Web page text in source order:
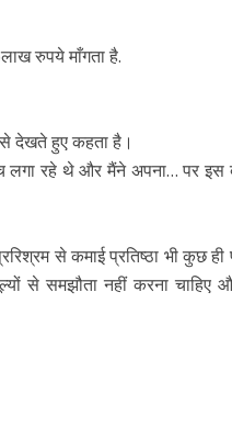
रुपये माँगता है.
से देखते हुए कहता है।
लगा रहे थे और मैंने अपना… पर इस
से कमाई प्रतिष्ठा भी कुछ ही
से समझौता नहीं करना चाहिए